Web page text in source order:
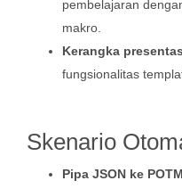
pembelajaran
makro.
Kerangka
fungsionalitas
Skenario
Pipa JSON ke POTM